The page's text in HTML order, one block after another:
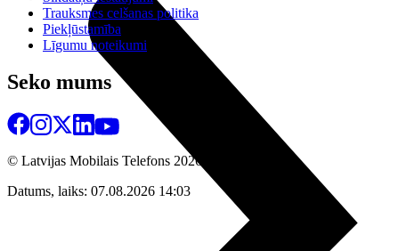
Trauksmes celšanas politika
Piekļūstamība
Līgumu noteikumi
Seko mums
© Latvijas Mobilais Telefons 2026
Datums, laiks: 07.08.2026 14:03